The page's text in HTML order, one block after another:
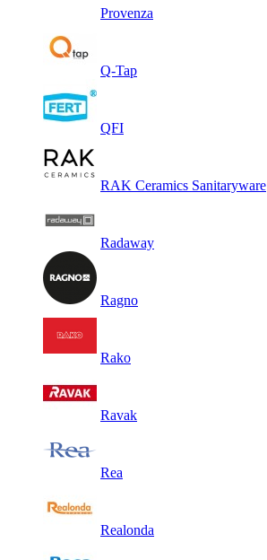
Provenza
Q-Tap
QFI
RAK Ceramics Sanitaryware
Radaway
Ragno
Rako
Ravak
Rea
Realonda